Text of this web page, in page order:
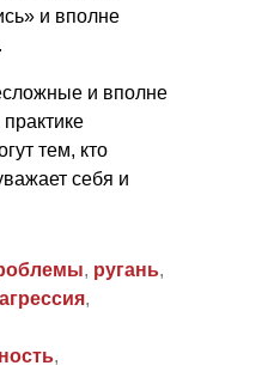
и вполне
и вполне
тем, кто
себя и
, ругань,
агрессия,
,